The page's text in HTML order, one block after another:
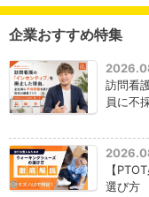
企業おすすめ特集
訪問看
員に不
【
選び方